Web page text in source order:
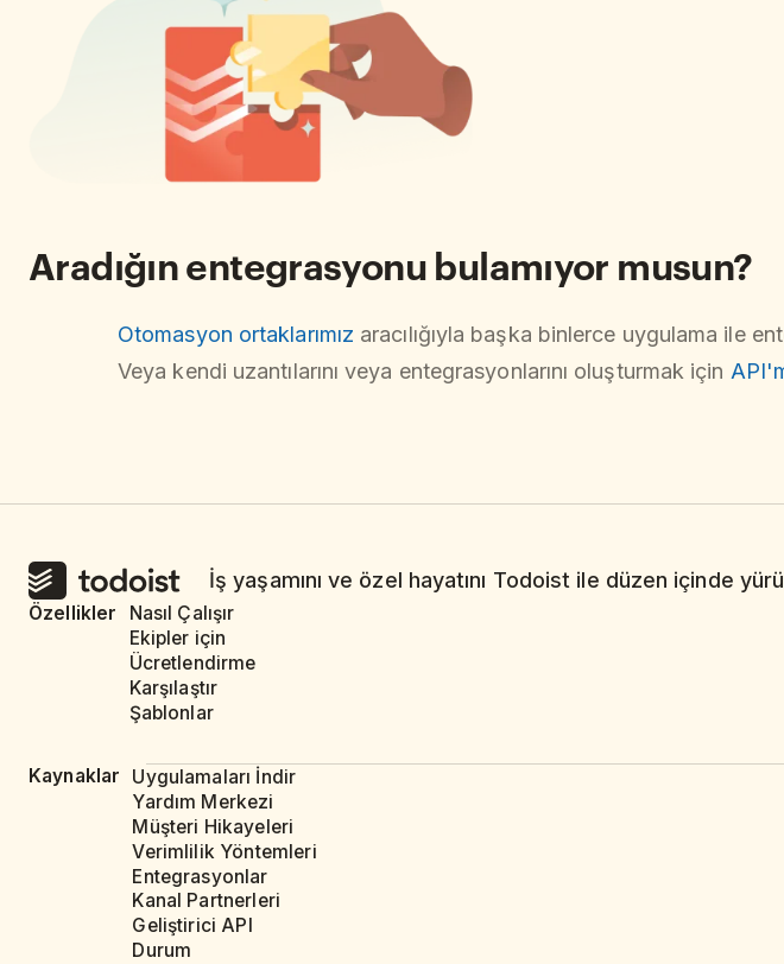
Aradığın entegrasyonu bulamıyor musun?
Otomasyon ortaklarımız aracılığıyla başka binlerce uygulama ile
Veya kendi uzantılarını veya entegrasyonlarını oluşturmak için
İş yaşamını ve özel hayatını Todoist ile düzen içinde
Özellikler
Nasıl Çalışır
Ekipler için
Ücretlendirme
Karşılaştır
Şablonlar
Kaynaklar
Uygulamaları İndir
Yardım Merkezi
Müşteri Hikayeleri
Verimlilik Yöntemleri
Entegrasyonlar
Kanal Partnerleri
Geliştirici API
Durum